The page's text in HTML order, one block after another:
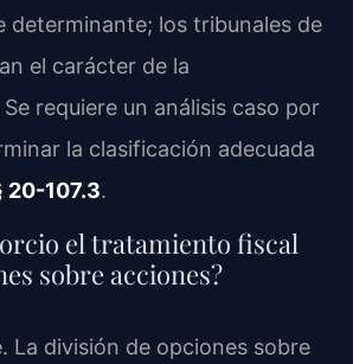
determinante; los tribunales de
el carácter de la
requiere un análisis caso por
la clasificación adecuada
20-107.3.
el tratamiento fiscal
sobre acciones?
La división de opciones sobre